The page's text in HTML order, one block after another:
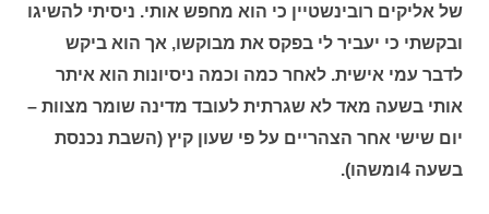
של אליקים רובינשטיין כי הוא מחפש אותי. ניסיתי להשיגו
ובקשתי כי יעביר לי בפקס את מבוקשו, אך הוא ביקש
לדבר עמי אישית. לאחר כמה וכמה ניסיונות הוא איתר
אותי בשעה מאד לא שגרתית לעובד מדינה שומר מצוות –
יום שישי אחר הצהריים על פי שעון קיץ (השבת נכנסת
בשעה 4ומשהו).